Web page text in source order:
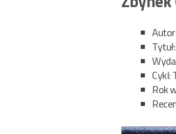
Tytuł:
Cykl:
Rok